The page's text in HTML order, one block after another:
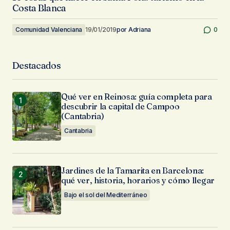
Costa Blanca
Comunidad Valenciana 19/01/2019por Adriana 0
Destacados
Qué ver en Reinosa: guía completa para
descubrir la capital de Campoo
(Cantabria)
Cantabria
Jardines de la Tamarita en Barcelona:
qué ver, historia, horarios y cómo llegar
Bajo el sol del Mediterráneo